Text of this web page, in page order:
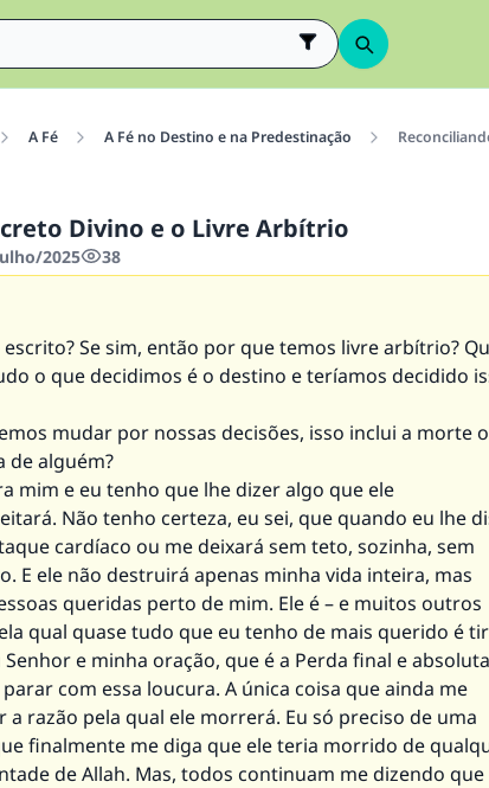
A Fé A Fé no Destino e na Predestinação
Divino e o Livre Arbítrio
2025 38
Se sim, então por que temos livre arbítrio?
o que decidimos é o destino e teríamos decidido
mudar por nossas decisões, isso inclui a morte
de alguém?
mim e eu tenho que lhe dizer algo que ele
Não tenho certeza, eu sei, que quando eu lhe
cardíaco ou me deixará sem teto, sozinha, sem
E ele não destruirá apenas minha vida inteira, mas
queridas perto de mim. Ele é – e muitos outros
qual quase tudo que eu tenho de mais querido é
Senhor e minha oração, que é a Perda final e
parar com essa loucura. A única coisa que ainda me
a razão pela qual ele morrerá. Eu só preciso de uma
finalmente me diga que ele teria morrido de
de Allah. Mas, todos continuam me dizendo que